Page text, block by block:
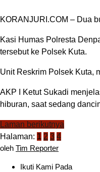
KORANJURI.COM – Dua
Kasi Humas Polresta
tersebut ke Polsek Kuta.
Unit Reskrim Polsek Kuta,
AKP I Ketut Sukadi
hiburan, saat sedang
Laman berikutnya
Halaman: 1 2 3 4
oleh Tim Reporter
Ikuti Kami Pada